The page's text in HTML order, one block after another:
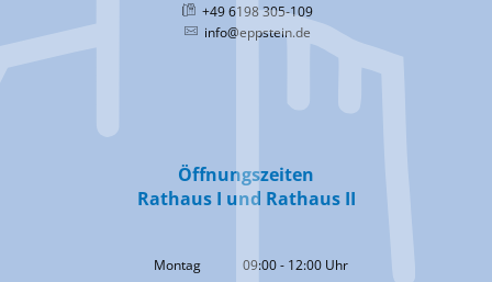
+49 6198 305-109
info@eppstein.de
Öffnungszeiten
Rathaus I und Rathaus II
Montag 09:00- 12:00 Uhr